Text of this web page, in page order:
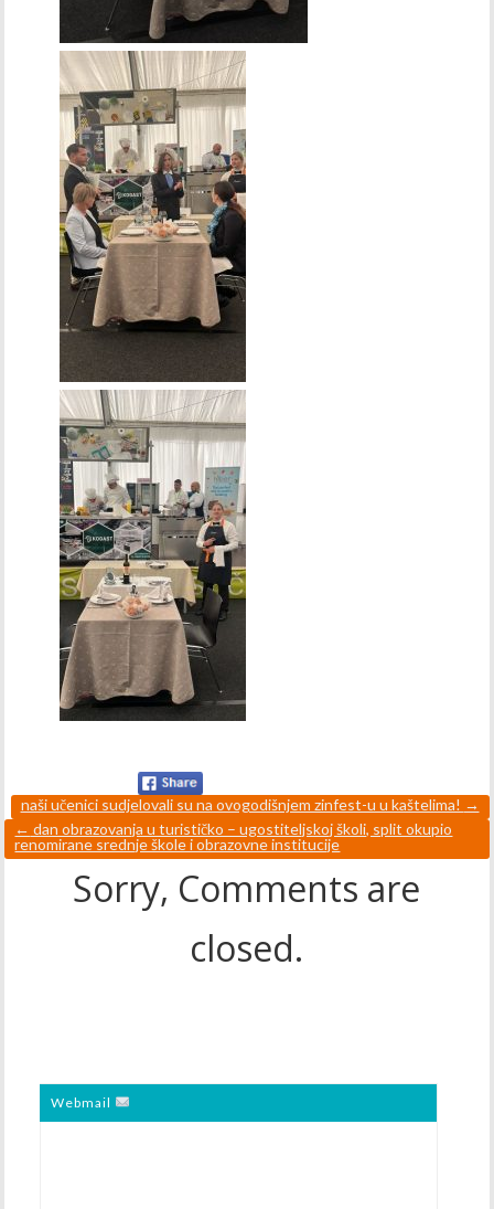
naši učenici sudjelovali su na ovogodišnjem zinfest-u u kaštelima! →
← dan obrazovanja u turističko – ugostiteljskoj školi, split okupio
renomirane srednje škole i obrazovne institucije
Sorry, Comments are
closed.
Webmail